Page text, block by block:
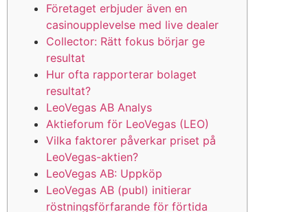
Företaget erbjuder även en
casinoupplevelse med live dealer
Collector: Rätt fokus börjar ge
resultat
Hur ofta rapporterar bolaget
resultat?
LeoVegas AB Analys
Aktieforum för LeoVegas (LEO)
Vilka faktorer påverkar priset på
LeoVegas-aktien?
LeoVegas AB: Uppköp
LeoVegas AB (publ) initierar
röstningsförfarande för förtida